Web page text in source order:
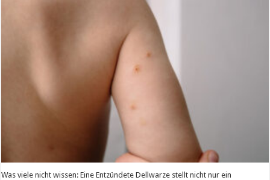
Was viele nicht wissen: Eine Entzündete Dellwarze stellt nicht nur ein